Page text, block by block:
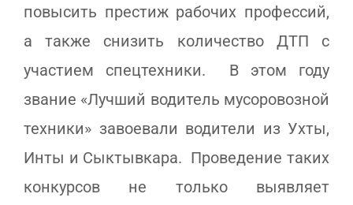
повысить престиж рабочих профессий,
а также снизить количество ДТП с
участием спецтехники. В этом году
звание «Лучший водитель мусоровозной
техники» завоевали водители из Ухты,
Инты и Сыктывкара. Проведение таких
конкурсов не только выявляет